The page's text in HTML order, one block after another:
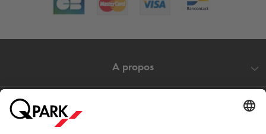
A propos